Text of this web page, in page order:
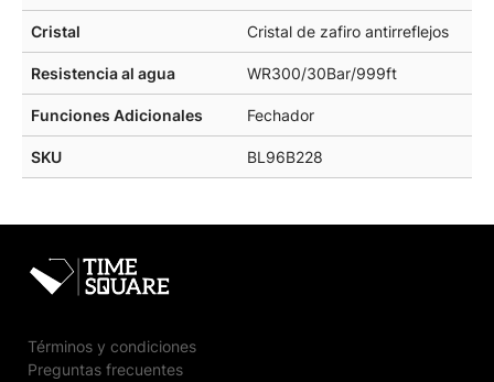
Cristal Cristal de zafiro antirreflejos
Resistencia al agua WR300/30Bar/999ft
Funciones Adicionales Fechador
SKU BL96B228
Términos y condiciones
Preguntas frecuentes